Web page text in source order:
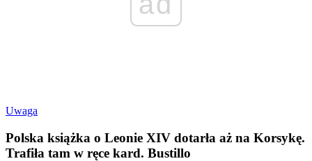
Uwaga
Polska książka o Leonie XIV dotarła aż na Korsykę.
Trafiła tam w ręce kard. Bustillo